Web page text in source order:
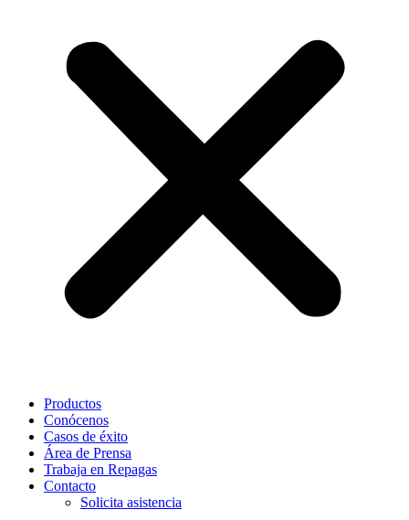
Productos
Conócenos
Casos de éxito
Área de Prensa
Trabaja en Repagas
Contacto
Solicita asistencia